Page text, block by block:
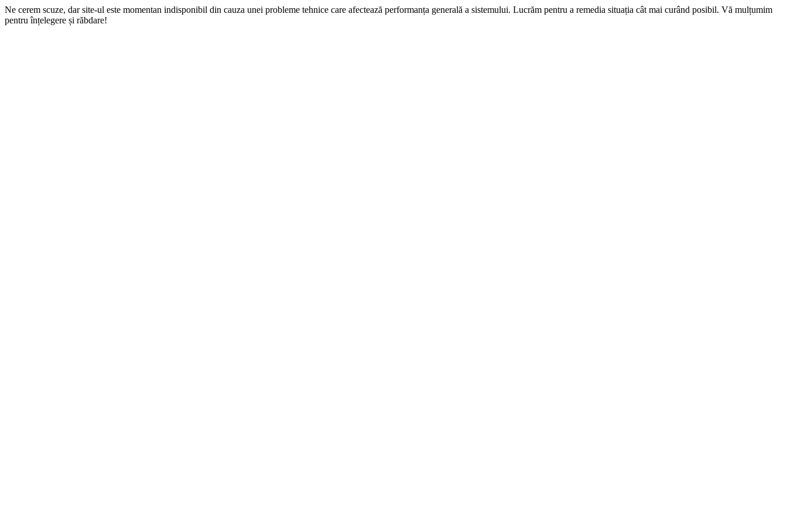
Ne cerem scuze, dar site-ul este momentan indisponibil din cauza unei probleme tehnice care afectează performanța generală a sistemului. Lucrăm pentru a remedia situația cât mai curând posibil. Vă mulțumim
pentru înțelegere și răbdare!